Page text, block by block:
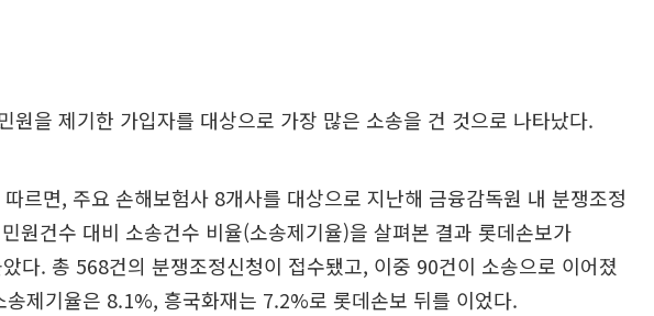
원을 제기한 가입자를 대상으로 가장 많은 소송을 건 것으로 나타났다.
르면, 주요 손해보험사 8개사를 대상으로 지난해 금융감독원 내 분쟁조정
원건수 대비 소송건수 비율(소송제기율)을 살펴본 결과 롯데손보가
다. 총 568건의 분쟁조정신청이 접수됐고, 이중 90건이 소송으로 이어졌
송제기율은 8.1%, 흥국화재는 7.2%로 롯데손보 뒤를 이었다.